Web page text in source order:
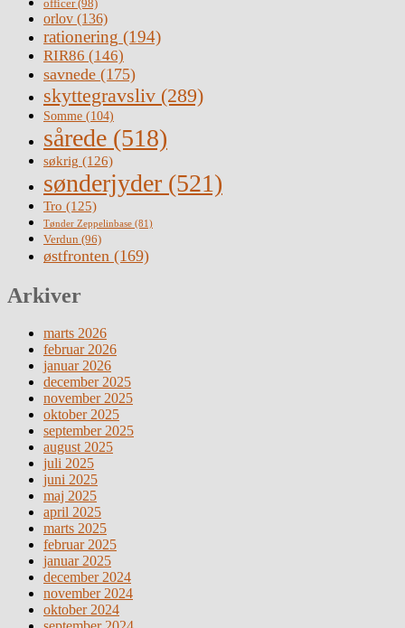
officer(98)
orlov (136)
rationering (194)
RIR86 (146)
savnede (175)
skyttegravsliv (289)
Somme (104)
sårede (518)
søkrig (126)
sønderjyder (521)
Tro (125)
Tønder Zeppelinbase (81)
Verdun (96)
østfronten (169)
Arkiver
marts 2026
februar 2026
januar 2026
december 2025
november 2025
oktober 2025
september 2025
august 2025
juli 2025
juni 2025
maj 2025
april 2025
marts 2025
februar 2025
januar 2025
december 2024
november 2024
oktober 2024